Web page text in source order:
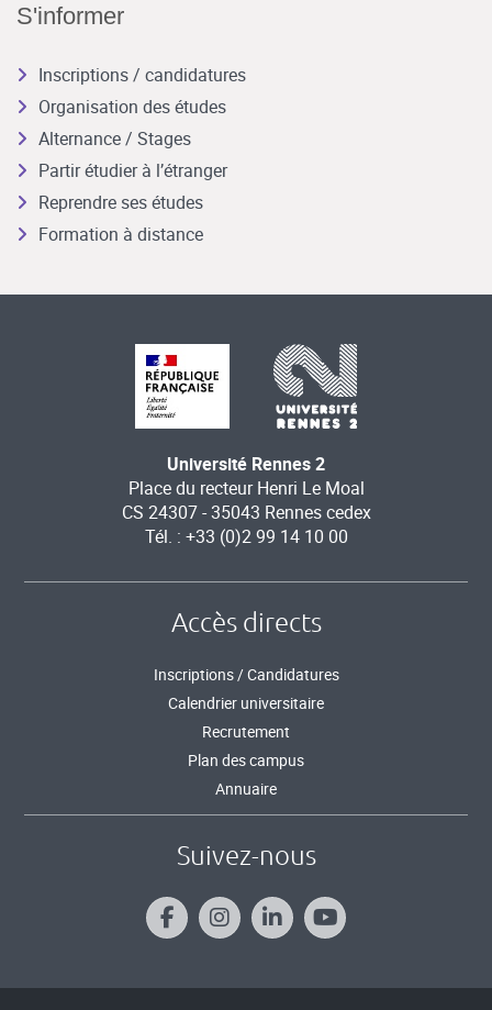
S'informer
Inscriptions / candidatures
Organisation des études
Alternance / Stages
Partir étudier à l’étranger
Reprendre ses études
Formation à distance
Université Rennes 2
Place du recteur Henri Le Moal
CS 24307 - 35043 Rennes cedex
Tél. : +33 (0)2 99 14 10 00
Accès directs
Inscriptions / Candidatures
Calendrier universitaire
Recrutement
Plan des campus
Annuaire
Suivez-nous